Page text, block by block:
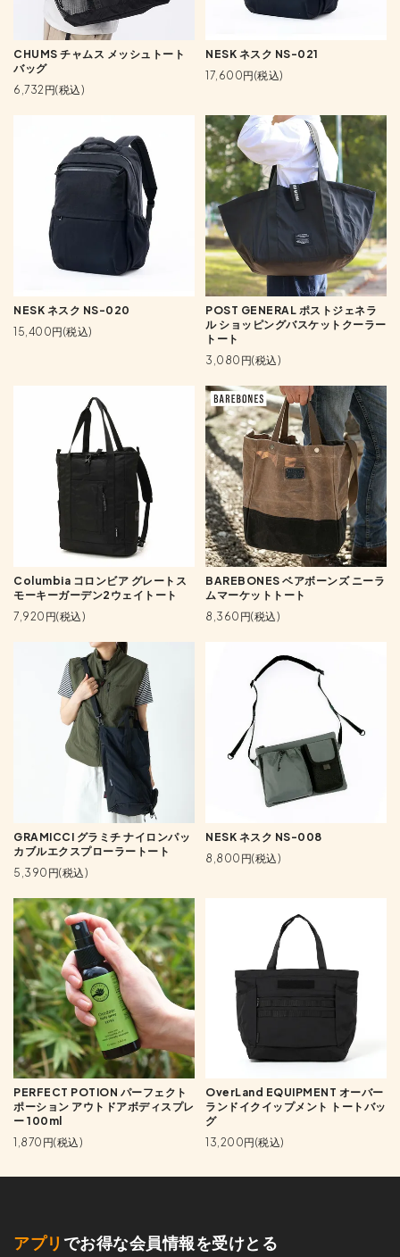
CHUMS チャムス メッシュトート
バッグ
6,732円(税込)
NESK ネスク NS-021
17,600円(税込)
NESK ネスク NS-020
15,400円(税込)
POST GENERAL ポストジェネラ
ル ショッピングバスケットクーラー
トート
3,080円(税込)
Columbia コロンビア グレートス
モーキーガーデン2ウェイトート
7,920円(税込)
BAREBONES ベアボーンズ ニーラ
ムマーケットトート
8,360円(税込)
GRAMICCI グラミチ ナイロンパッ
カブルエクスプローラートート
5,390円(税込)
NESK ネスク NS-008
8,800円(税込)
PERFECT POTION パーフェクト
ポーション アウトドアボディスプレ
ー 100ml
1,870円(税込)
OverLand EQUIPMENT オーバー
ランドイクイップメント トートバッ
グ
13,200円(税込)
アプリ でお得な会員情報を受けとる